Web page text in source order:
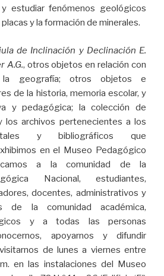
estudiar fenómenos geológicos
y la formación de minerales.
de Inclinación y Declinación E.
A.G., otros objetos en relación con
geografía; otros objetos e
de la historia, memoria escolar, y
y pedagógica; la colección de
los archivos pertenecientes a los
y bibliográficos que
en el Museo Pedagógico
a la comunidad de la
Nacional, estudiantes,
docentes, administrativos y
de la comunidad académica,
y a todas las personas
apoyarnos y difundir
de lunes a viernes entre
en las instalaciones del Museo